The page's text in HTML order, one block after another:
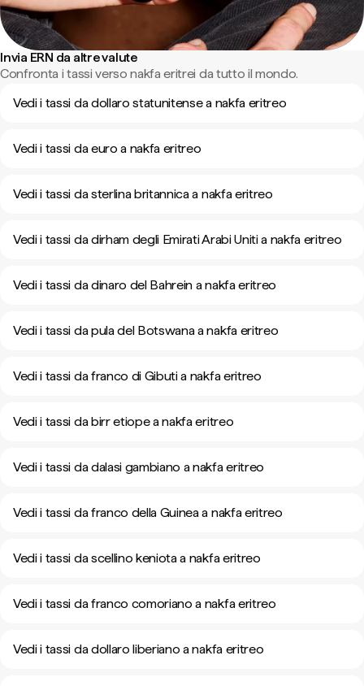
Invia ERN da altre valute
Confronta i tassi verso nakfa eritrei da tutto il mondo.
Vedi i tassi da dollaro statunitense a nakfa eritreo
Vedi i tassi da euro a nakfa eritreo
Vedi i tassi da sterlina britannica a nakfa eritreo
Vedi i tassi da dirham degli Emirati Arabi Uniti a nakfa eritreo
Vedi i tassi da dinaro del Bahrein a nakfa eritreo
Vedi i tassi da pula del Botswana a nakfa eritreo
Vedi i tassi da franco di Gibuti a nakfa eritreo
Vedi i tassi da birr etiope a nakfa eritreo
Vedi i tassi da dalasi gambiano a nakfa eritreo
Vedi i tassi da franco della Guinea a nakfa eritreo
Vedi i tassi da scellino keniota a nakfa eritreo
Vedi i tassi da franco comoriano a nakfa eritreo
Vedi i tassi da dollaro liberiano a nakfa eritreo